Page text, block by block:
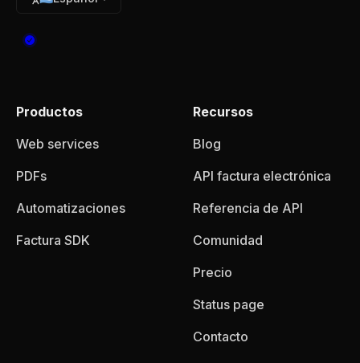
Productos
Web services
PDFs
Automatizaciones
Factura SDK
Recursos
Blog
API factura electrónica
Referencia de API
Comunidad
Precio
Status page
Contacto